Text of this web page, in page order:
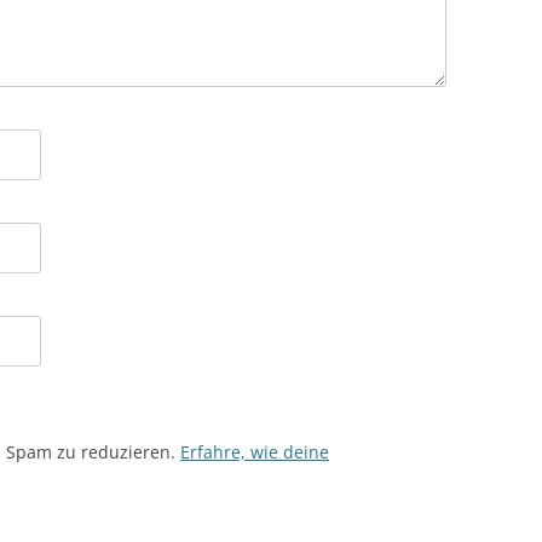
zu reduzieren. Erfahre, wie deine